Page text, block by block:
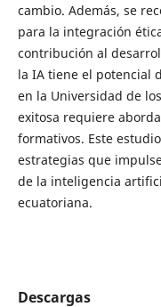
cambio. Además, se
para la integración
contribución al
la IA tiene el potencial
en la Universidad de
exitosa requiere
formativos. Este
estrategias que
de la inteligencia
ecuatoriana.
Descargas